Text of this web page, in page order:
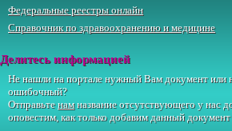
Федеральные реестры онлайн
Справочник по здравоохранению и медицине
Делитесь информацией
Не нашли на портале нужный Вам документ или
ошибочный?
Отправьтенамназвание отсутствующего у нас
оповестим, как только добавим данный документ